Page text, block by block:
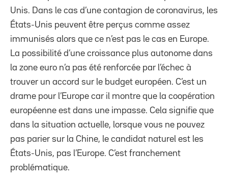
Unis. Dans le cas d’une contagion de coronavirus, les
États-Unis peuvent être perçus comme assez
immunisés alors que ce n’est pas le cas en Europe.
La possibilité d’une croissance plus autonome dans
la zone euro n’a pas été renforcée par l’échec à
trouver un accord sur le budget européen. C’est un
drame pour l’Europe car il montre que la coopération
européenne est dans une impasse. Cela signifie que
dans la situation actuelle, lorsque vous ne pouvez
pas parier sur la Chine, le candidat naturel est les
États-Unis, pas l’Europe. C’est franchement
problématique.